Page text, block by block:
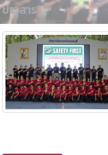
ข่าวสาร